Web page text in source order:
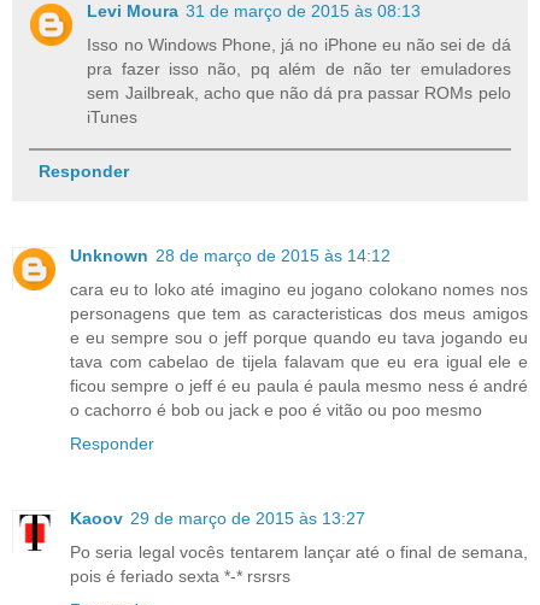
Levi Moura 31 de março de 2015 às 08:13
Isso no Windows Phone, já no iPhone eu não sei de dá
pra fazer isso não, pq além de não ter emuladores
sem Jailbreak, acho que não dá pra passar ROMs pelo
iTunes
Responder
Unknown 28 de março de 2015 às 14:12
cara eu to loko até imagino eu jogano colokano nomes nos
personagens que tem as caracteristicas dos meus amigos
e eu sempre sou o jeff porque quando eu tava jogando eu
tava com cabelao de tijela falavam que eu era igual ele e
ficou sempre o jeff é eu paula é paula mesmo ness é andré
o cachorro é bob ou jack e poo é vitão ou poo mesmo
Responder
Kaoov 29 de março de 2015 às 13:27
Po seria legal vocês tentarem lançar até o final de semana,
pois é feriado sexta *-* rsrsrs